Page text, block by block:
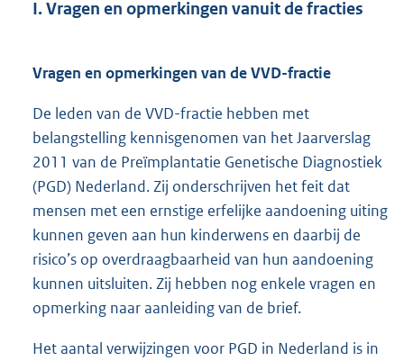
I. Vragen en opmerkingen vanuit de fracties
Vragen en opmerkingen van de VVD-fractie
De leden van de VVD-fractie hebben met
belangstelling kennisgenomen van het Jaarverslag
2011 van de Preïmplantatie Genetische Diagnostiek
(PGD) Nederland. Zij onderschrijven het feit dat
mensen met een ernstige erfelijke aandoening uiting
kunnen geven aan hun kinderwens en daarbij de
risico’s op overdraagbaarheid van hun aandoening
kunnen uitsluiten. Zij hebben nog enkele vragen en
opmerking naar aanleiding van de brief.
Het aantal verwijzingen voor PGD in Nederland is in